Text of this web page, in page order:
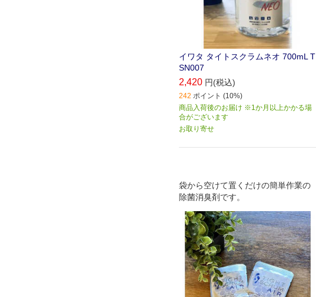
イワタ タイトスクラムネオ 700mL T
SN007
2,420 円(税込)
242 ポイント (10%)
商品入荷後のお届け ※1か月以上かかる場
合がございます
お取り寄せ
袋から空けて置くだけの簡単作業の
除菌消臭剤です。